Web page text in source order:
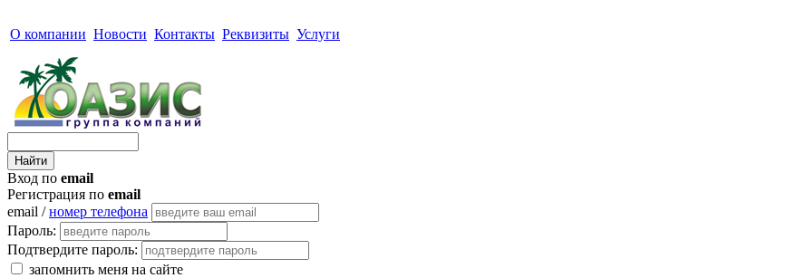
О компании Новости Контакты Реквизиты Услуги
Вход по email
Регистрация по email
email /номер телефона
Пароль:
Подтвердите пароль:
запомнить меня на сайте